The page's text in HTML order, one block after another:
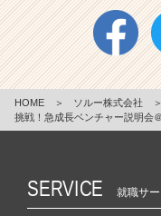
HOME ＞ ソルー株式会社 ＞
挑戦！急成長ベンチャー説明会
SERVICE 就職サ